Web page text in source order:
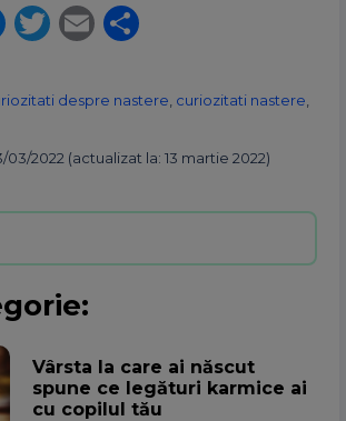
Messenger
Twitter
Email
despre nastere curiozitati nastere
03/2022 (actualizat la: 13 martie 2022)
Vârsta la care ai născut
spune ce legături karmice ai
cu copilul tău